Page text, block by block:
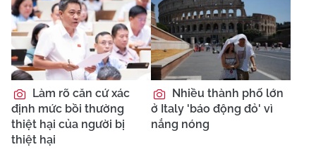
Làm rõ căn cứ xác
định mức bồi thường
thiệt hại của người bị
thiệt hại
Nhiều thành phố lớn
ở Italy 'báo động đỏ' vì
nắng nóng